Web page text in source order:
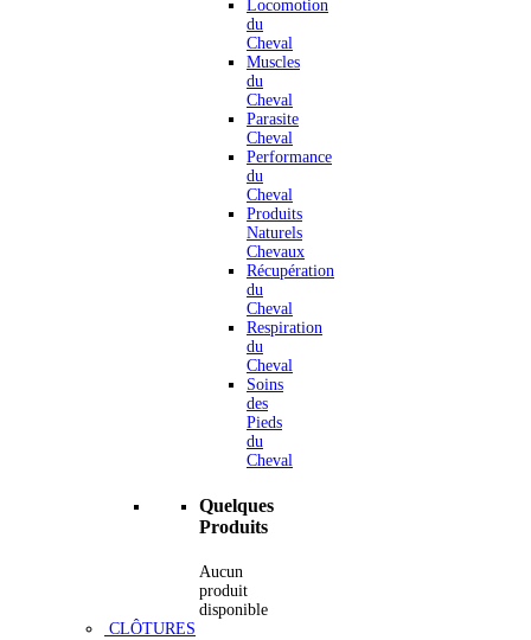
Locomotion
du
Cheval
Muscles
du
Cheval
Parasite
Cheval
Performance
du
Cheval
Produits
Naturels
Chevaux
Récupération
du
Cheval
Respiration
du
Cheval
Soins
des
Pieds
du
Cheval
Quelques
Produits
Aucun
produit
disponible
CLÔTURES